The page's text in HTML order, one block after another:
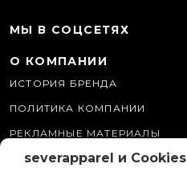
МЫ В СОЦСЕТЯХ
О КОМПАНИИ
ИСТОРИЯ БРЕНДА
ПОЛИТИКА КОМПАНИИ
РЕКЛАМНЫЕ МАТЕРИАЛЫ
ПРОГРАММА ЛОЯЛЬНОСТИ
severapparel и Cookies